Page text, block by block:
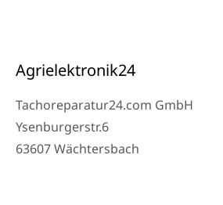
Agrielektronik24
Tachoreparatur24.com GmbH
Ysenburgerstr.6
63607 Wächtersbach